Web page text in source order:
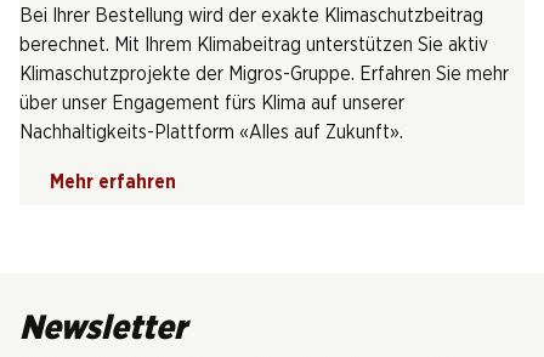
Bei Ihrer Bestellung wird der exakte Klimaschutzbeitrag
berechnet. Mit Ihrem Klimabeitrag unterstützen Sie aktiv
Klimaschutzprojekte der Migros-Gruppe. Erfahren Sie mehr
über unser Engagement fürs Klima auf unserer
Nachhaltigkeits-Plattform «Alles auf Zukunft».
Mehr erfahren
Newsletter